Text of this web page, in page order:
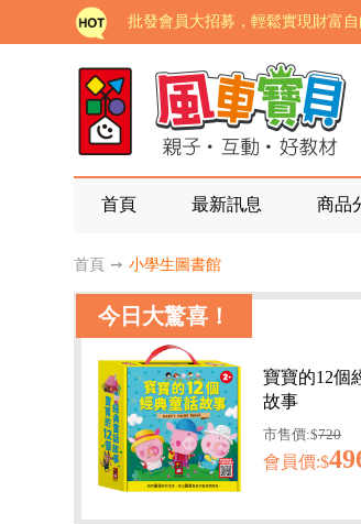
批發會員大招募，輕鬆實現財富自
如需更改或重開發票 需在訂單成
老師您好!!幼教會員火熱招募中~
海外購物免煩惱！點我查看『海外
家長樂了!「風車書版集團暨
老師您好!!幼教會員火熱招募中~
海外購物免煩惱！點我查看『海外
首頁 最新訊息 商品
首頁 ➙ 小學生圖書館
今日大驚喜！
寶寶的12個
故事
市售價:$720
會員價:$